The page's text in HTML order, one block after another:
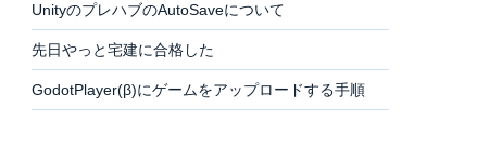
UnityのプレハブのAutoSaveについて
先日やっと宅建に合格した
GodotPlayer(β)にゲームをアップロードする手順